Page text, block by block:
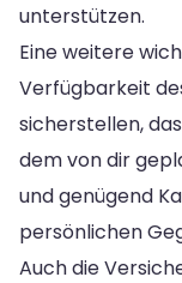
unterstützen.
Eine weitere
Verfügbarkeit
sicherstellen,
dem von dir
und genügend
persönlichen
Auch die